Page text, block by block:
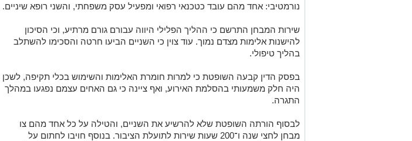
נורמטיבי: אחד מהם עובד כטכנאי רפואי ומפעיל עסק משפחתי, והשני רופא שיניים.
שירות המבחן התרשם כי ההליך הפלילי היווה עבורם גורם מרתיע, וכי הסיכון
להישנות אלימות מצדם נמוך. עוד צוין כי השניים הביעו חרטה והסכימו להשתלב
בהליך טיפולי.
בפסק הדין קבעה השופטת כי למרות חומרת האלימות והשימוש בכלי תקיפה, לשכן
היה חלק משמעותי בהסלמת האירוע, ואף ציינה כי גם האחים עצמם נפגעו במהלך
התגרה.
לבסוף הורתה השופטת שלא להרשיע את השניים, והטילה על כל אחד מהם צו
מבחן לחצי שנה ו־200 שעות שירות לתועלת הציבור. בנוסף חויבו לחתום על